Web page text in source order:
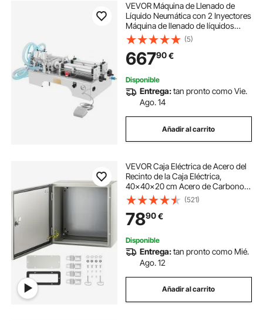
VEVOR Máquina de Llenado de
Líquido Neumática con 2 Inyectores
Máquina de llenado de líquidos
eléctrica Máquina de llenado de
líquido para Perfume Bebida Agua
Leche Aceite de Oliva
(5)
66790€
Disponible
Entrega:tan pronto como Vie.
Ago. 14
Añadir al carrito
VEVOR Caja Eléctrica de Acero del
Recinto de la Caja Eléctrica,
40x40x20 cm Acero de Carbono
IP65
(521)
7890€
Disponible
Entrega:tan pronto como Mié.
Ago. 12
Añadir al carrito